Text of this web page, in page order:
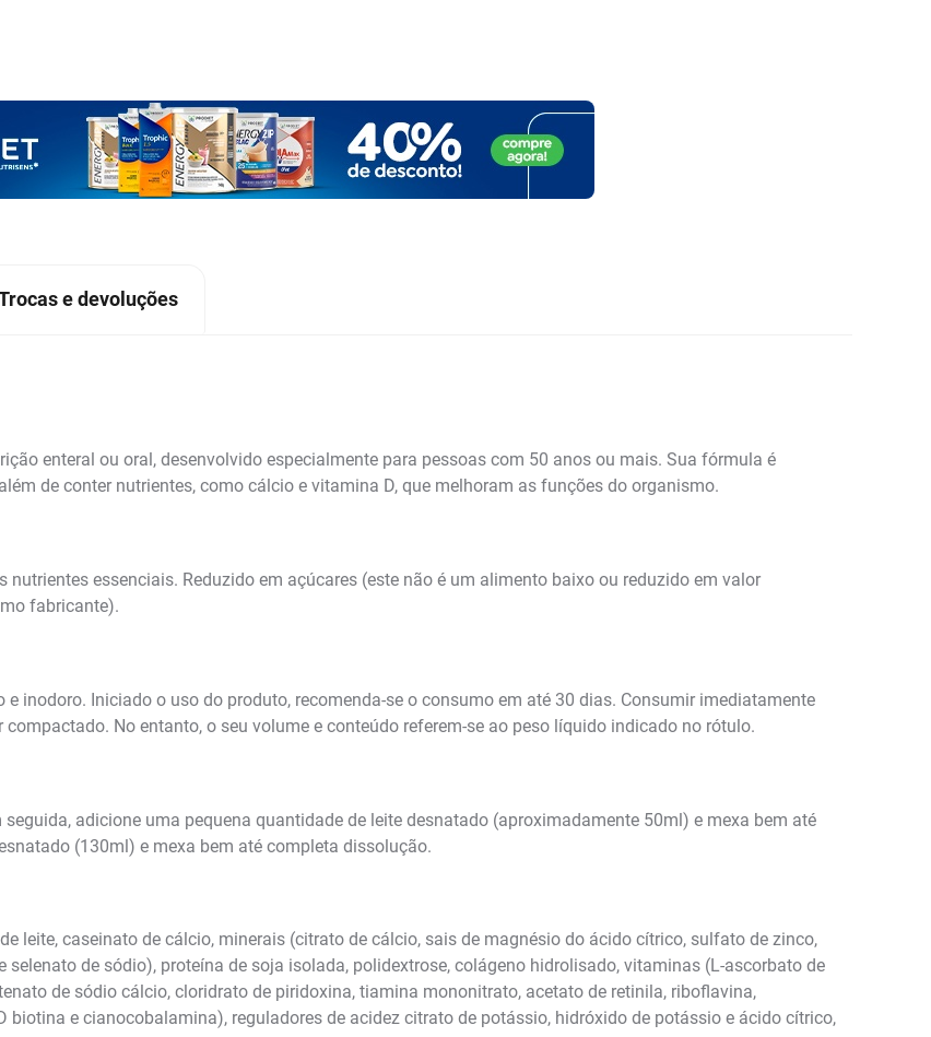
e devoluções
enteral ou oral, desenvolvido especialmente para pessoas com 50 anos ou mais. Sua fórmula é
de conter nutrientes, como cálcio e vitamina D, que melhoram as funções do organismo.
essenciais. Reduzido em açúcares (este não é um alimento baixo ou reduzido em valor
fabricante).
inodoro. Iniciado o uso do produto, recomenda-se o consumo em até 30 dias. Consumir imediatamente
No entanto, o seu volume e conteúdo referem-se ao peso líquido indicado no rótulo.
adicione uma pequena quantidade de leite desnatado (aproximadamente 50ml) e mexa bem até
(130ml) e mexa bem até completa dissolução.
leite, caseinato de cálcio, minerais (citrato de cálcio, sais de magnésio do ácido cítrico, sulfato de zinco,
de sódio), proteína de soja isolada, polidextrose, colágeno hidrolisado, vitaminas (L-ascorbato de
de sódio cálcio, cloridrato de piridoxina, tiamina mononitrato, acetato de retinila, riboflavina,
e cianocobalamina), reguladores de acidez citrato de potássio, hidróxido de potássio e ácido cítrico,